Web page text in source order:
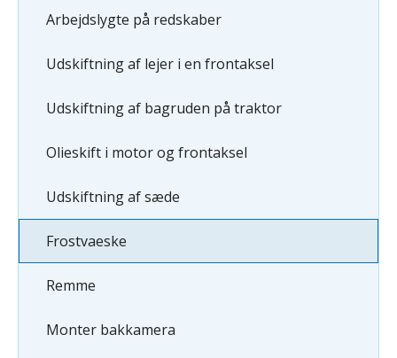
Arbejdslygte på redskaber
Udskiftning af lejer i en frontaksel
Udskiftning af bagruden på traktor
Olieskift i motor og frontaksel
Udskiftning af sæde
Frostvaeske
Remme
Monter bakkamera